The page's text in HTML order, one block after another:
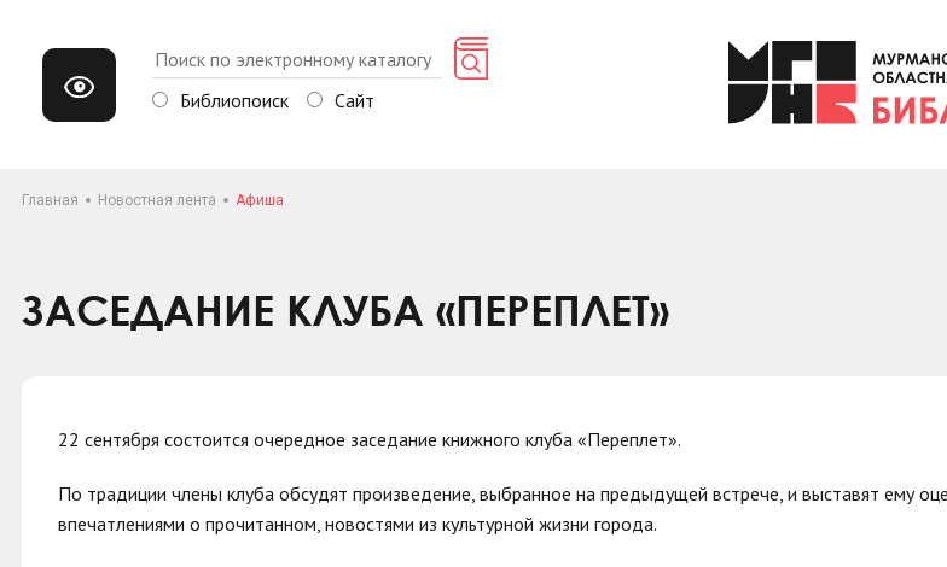
Библиопоиск Сайт
Главная Новостная лента Афиша
ЗАСЕДАНИЕ КЛУБА «ПЕРЕПЛЕТ»
22 сентября состоится очередное заседание книжного клуба «Переплет».
По традиции члены клуба обсудят произведение, выбранное на предыдущей встрече, и выставят ему
впечатлениями о прочитанном, новостями из культурной жизни города.